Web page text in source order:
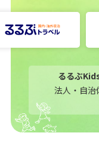
るるぶ
法人・自治